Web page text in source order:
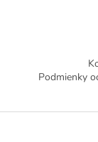
Podmienky